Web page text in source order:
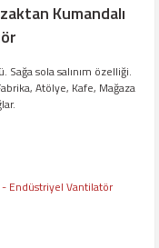
Kumandalı
Sağa sola salınım özelliği.
Atölye, Kafe, Mağaza
Endüstriyel Vantilatör